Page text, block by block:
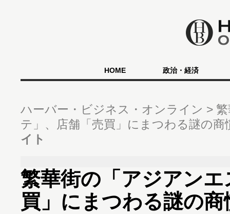
HOME 政治・経済
ハーバー・ビジネス・オンライン
テ」、店舗「売買」にまつわる謎の
イト
繁華街の「アジアン
買」にまつわる謎の